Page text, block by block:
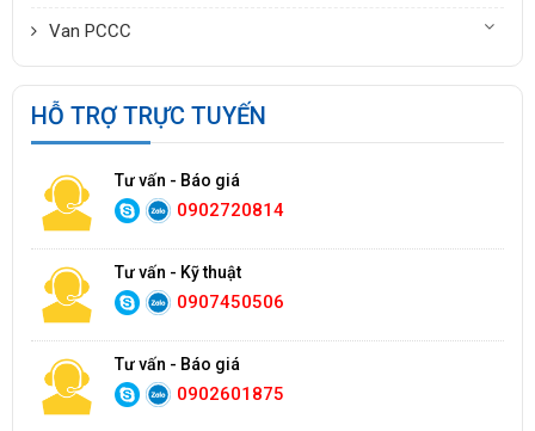
Van PCCC
HỖ TRỢ TRỰC TUYẾN
Tư vấn - Báo giá
0902720814
Tư vấn - Kỹ thuật
0907450506
Tư vấn - Báo giá
0902601875